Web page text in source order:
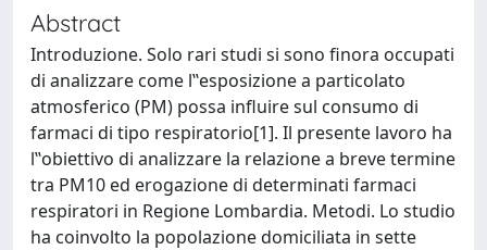
Abstract
Introduzione. Solo rari studi si sono finora occupati
di analizzare come l‟esposizione a particolato
atmosferico (PM) possa influire sul consumo di
farmaci di tipo respiratorio[1]. Il presente lavoro ha
l‟obiettivo di analizzare la relazione a breve termine
tra PM10 ed erogazione di determinati farmaci
respiratori in Regione Lombardia. Metodi. Lo studio
ha coinvolto la popolazione domiciliata in sette